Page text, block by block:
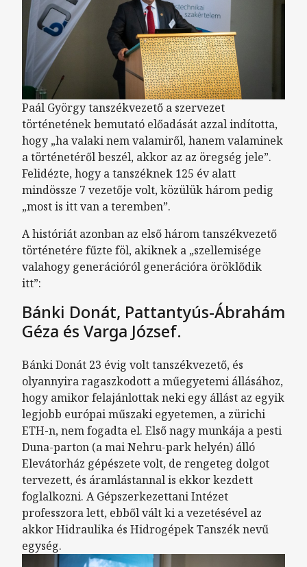
Paál György tanszékvezető a szervezet
történetének bemutató előadását azzal indította,
hogy „ha valaki nem valamiről, hanem valaminek
a történetéről beszél, akkor az az öregség jele”.
Felidézte, hogy a tanszéknek 125 év alatt
mindössze 7 vezetője volt, közülük három pedig
„most is itt van a teremben”.
A históriát azonban az első három tanszékvezető
történetére fűzte föl, akiknek a „szellemisége
valahogy generációról generációra öröklődik
itt”:
Bánki Donát, Pattantyús-Ábrahám
Géza és Varga József.
Bánki Donát 23 évig volt tanszékvezető, és
olyannyira ragaszkodott a műegyetemi állásához,
hogy amikor felajánlottak neki egy állást az egyik
legjobb európai műszaki egyetemen, a zürichi
ETH-n, nem fogadta el. Első nagy munkája a pesti
Duna-parton (a mai Nehru-park helyén) álló
Elevátorház gépészete volt, de rengeteg dolgot
tervezett, és áramlástannal is ekkor kezdett
foglalkozni. A Gépszerkezettani Intézet
professzora lett, ebből vált ki a vezetésével az
akkor Hidraulika és Hidrogépek Tanszék nevű
egység.